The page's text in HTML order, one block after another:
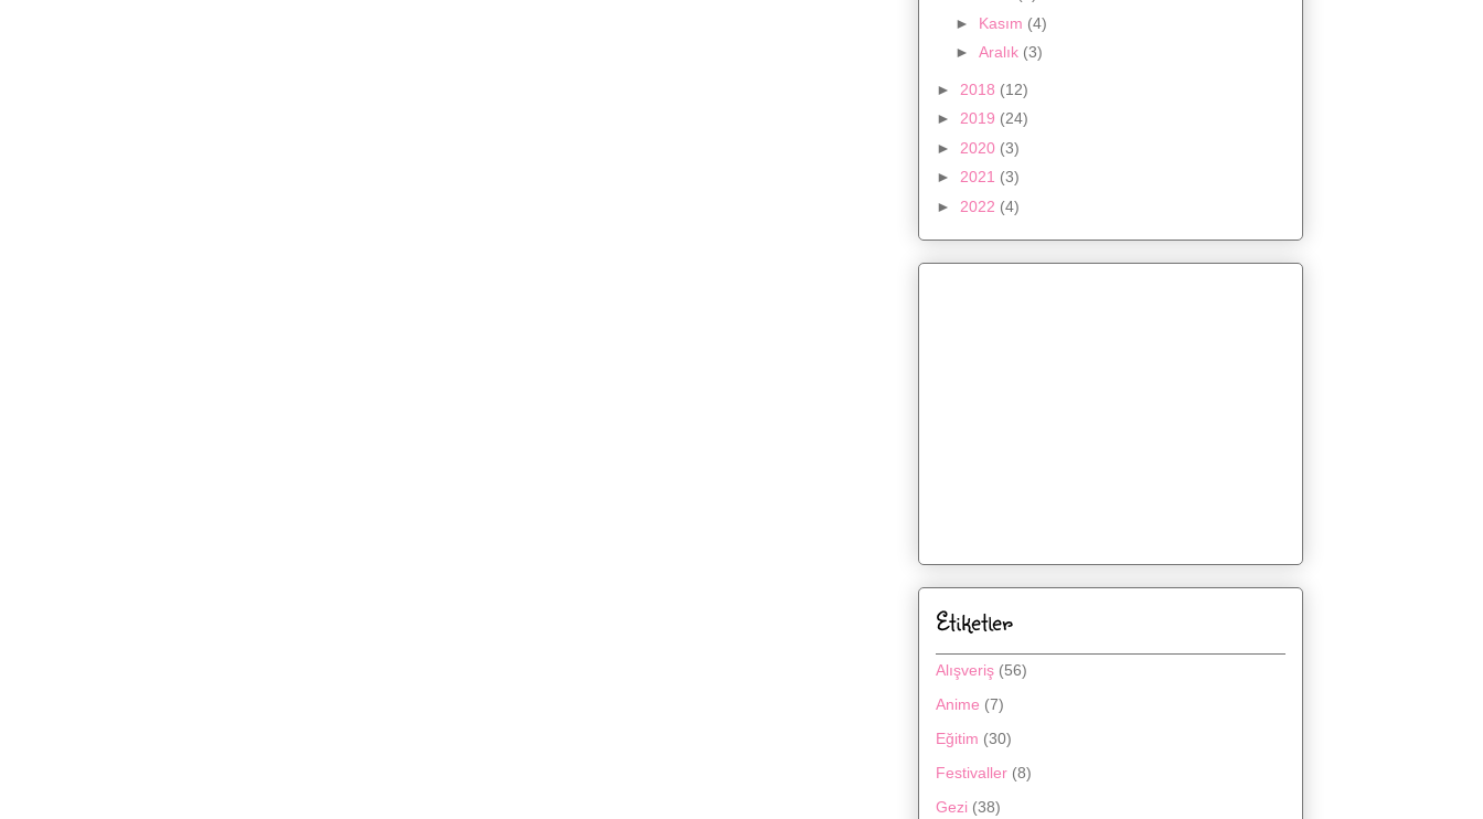
► Kasım (4)
► Aralık (3)
► 2018 (12)
► 2019 (24)
► 2020 (3)
► 2021 (3)
► 2022 (4)
Etiketler
Alışveriş (56)
Anime (7)
Eğitim (30)
Festivaller (8)
Gezi (38)